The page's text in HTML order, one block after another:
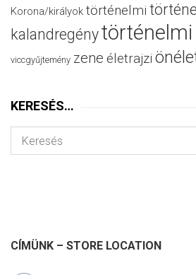
Korona/királyok történelmi
kalandregény
viccgyűjtemény zene életrajzi
KERESÉS…
CÍMÜNK – STORE LOCATION